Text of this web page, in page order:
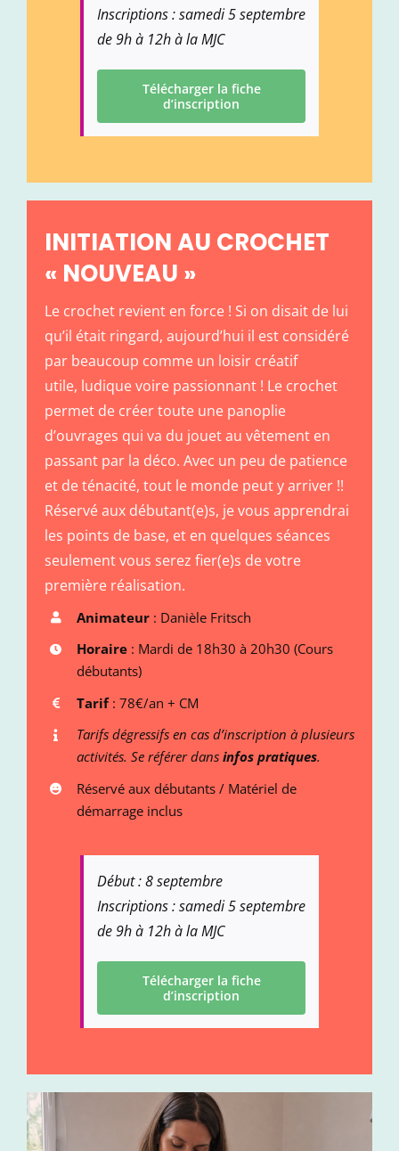
Inscriptions : samedi 5 septembre
de 9h à 12h à la MJC
Télécharger la fiche
d’inscription
INITIATION AU CROCHET
« NOUVEAU »
Le crochet revient en force ! Si on disait de lui
qu’il était ringard, aujourd’hui il est considéré
par beaucoup comme un loisir créatif
utile, ludique voire passionnant ! Le crochet
permet de créer toute une panoplie
d’ouvrages qui va du jouet au vêtement en
passant par la déco. Avec un peu de patience
et de ténacité, tout le monde peut y arriver !!
Réservé aux débutant(e)s, je vous apprendrai
les points de base, et en quelques séances
seulement vous serez fier(e)s de votre
première réalisation.
Animateur : Danièle Fritsch
Horaire : Mardi de 18h30 à 20h30 (Cours
débutants)
Tarif : 78€/an + CM
Tarifs dégressifs en cas d’inscription à plusieurs
activités. Se référer dans infos pratiques.
Réservé aux débutants / Matériel de
démarrage inclus
Début : 8 septembre
Inscriptions : samedi 5 septembre
de 9h à 12h à la MJC
Télécharger la fiche
d’inscription